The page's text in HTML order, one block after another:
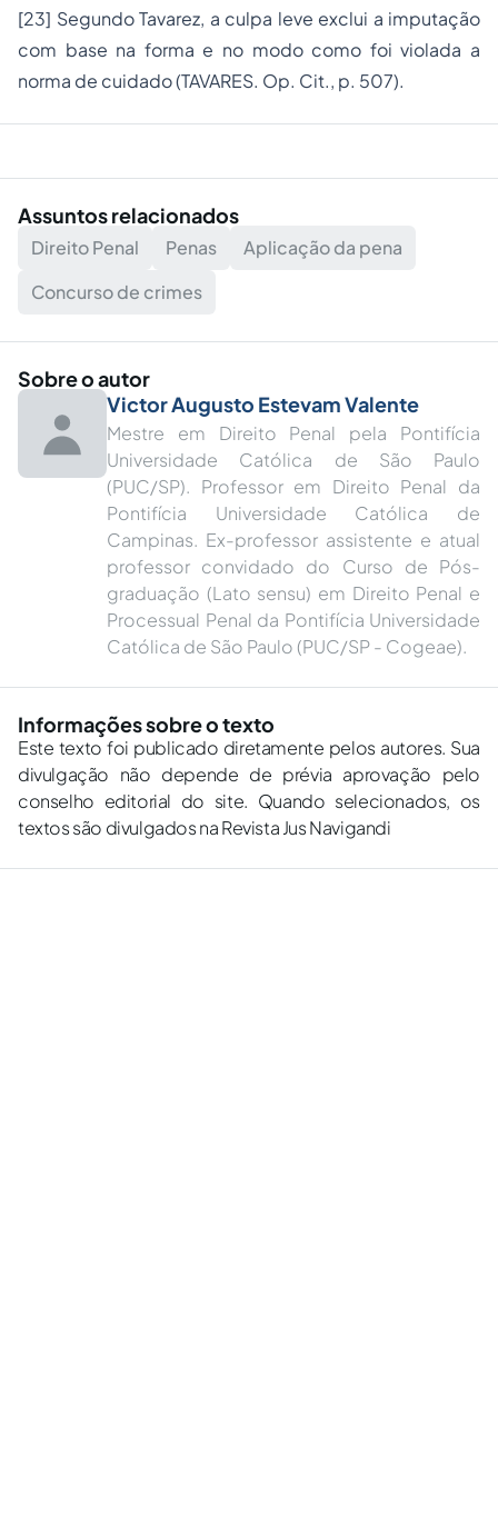
[23] Segundo Tavarez, a culpa leve exclui a imputação
com base na forma e no modo como foi violada a
norma de cuidado (TAVARES. Op. Cit., p. 507).
Assuntos relacionados
Direito Penal Penas
Aplicação da pena
Concurso de crimes
Sobre o autor
Victor Augusto Estevam Valente
Mestre em Direito Penal pela Pontifícia
Universidade Católica de São Paulo
(PUC/SP). Professor em Direito Penal da
Pontifícia Universidade Católica de
Campinas. Ex-professor assistente e atual
professor convidado do Curso de Pós-
graduação (Lato sensu) em Direito Penal e
Processual Penal da Pontifícia Universidade
Católica de São Paulo (PUC/SP - Cogeae).
Informações sobre o texto
Este texto foi publicado diretamente pelos autores. Sua
divulgação não depende de prévia aprovação pelo
conselho editorial do site. Quando selecionados, os
textos são divulgados na Revista Jus Navigandi